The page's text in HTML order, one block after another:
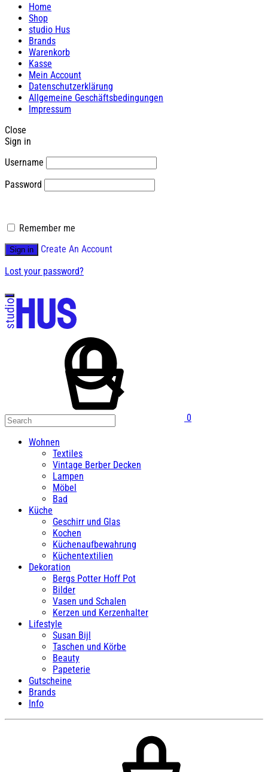
Home
Shop
studio Hus
Brands
Warenkorb
Kasse
Mein Account
Datenschutzerklärung
Allgemeine Geschäftsbedingungen
Impressum
Close
Sign in
Username
Password
Remember me
Sign in
Create An Account
Lost your password?
0
Wohnen
Textiles
Vintage Berber Decken
Lampen
Möbel
Bad
Küche
Geschirr und Glas
Kochen
Küchenaufbewahrung
Küchentextilien
Dekoration
Bergs Potter Hoff Pot
Bilder
Vasen und Schalen
Kerzen und Kerzenhalter
Lifestyle
Susan Bijl
Taschen und Körbe
Beauty
Papeterie
Gutscheine
Brands
Info